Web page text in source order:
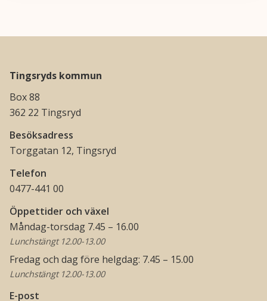
Tingsryds kommun
Box 88
362 22 Tingsryd
Besöksadress
Torggatan 12, Tingsryd
Telefon
0477-441 00
Öppettider och växel
Måndag-torsdag 7.45 – 16.00
Lunchstängt 12.00-13.00
Fredag och dag före helgdag: 7.45 – 15.00
Lunchstängt 12.00-13.00
E-post